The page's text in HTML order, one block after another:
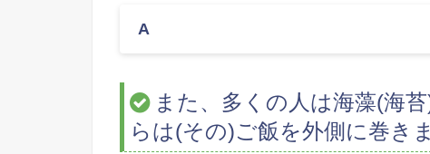
A
また、多くの人は海藻(海
らは(その)ご飯を外側に巻き